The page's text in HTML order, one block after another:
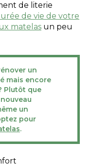
de literie
de vie de votre
matelas un peu
un
mais encore
Plutôt que
un
pour
.